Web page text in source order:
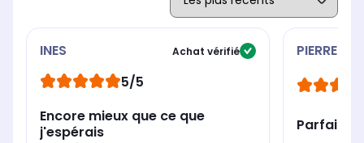
INES Achat vérifié
5/5
Encore mieux que ce que
j'espérais
PIERRE
Parfait